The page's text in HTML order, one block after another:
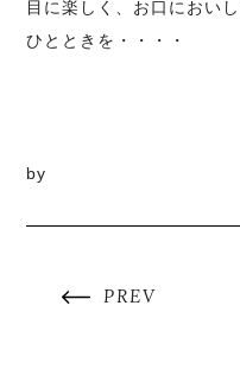
目に楽しく、お口におい
ひとときを・・・・
by
PREV